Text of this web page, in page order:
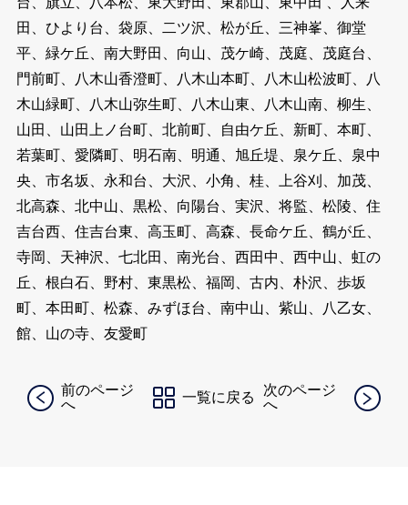
田、ひより台、袋原、二ツ沢、松が丘、三神峯、御堂
平、緑ケ丘、南大野田、向山、茂ケ崎、茂庭、茂庭台、
門前町、八木山香澄町、八木山本町、八木山松波町、八
木山緑町、八木山弥生町、八木山東、八木山南、柳生、
山田、山田上ノ台町、北前町、自由ケ丘、新町、本町、
若葉町、愛隣町、明石南、明通、旭丘堤、泉ケ丘、泉中
央、市名坂、永和台、大沢、小角、桂、上谷刈、加茂、
北高森、北中山、黒松、向陽台、実沢、将監、松陵、住
吉台西、住吉台東、高玉町、高森、長命ケ丘、鶴が丘、
寺岡、天神沢、七北田、南光台、西田中、西中山、虹の
丘、根白石、野村、東黒松、福岡、古内、朴沢、歩坂
町、本田町、松森、みずほ台、南中山、紫山、八乙女、
館、山の寺、友愛町
前のページ
へ
一覧に戻る
次のページ
へ